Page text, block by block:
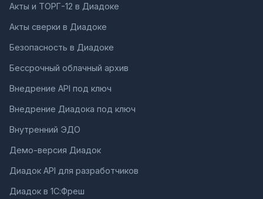
Акты и ТОРГ-12 в Диадоке
Акты сверки в Диадоке
Безопасность в Диадоке
Бессрочный облачный архив
Внедрение API под ключ
Внедрение Диадока под ключ
Внутренний ЭДО
Демо-версия Диадок
Диадок API для разработчиков
Диадок в 1С:Фреш